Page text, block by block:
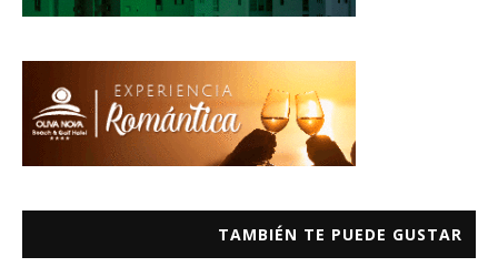
TAMBIÉN TE PUEDE GUSTAR